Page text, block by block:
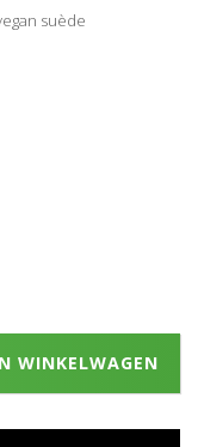
suède
WINKELWAGEN